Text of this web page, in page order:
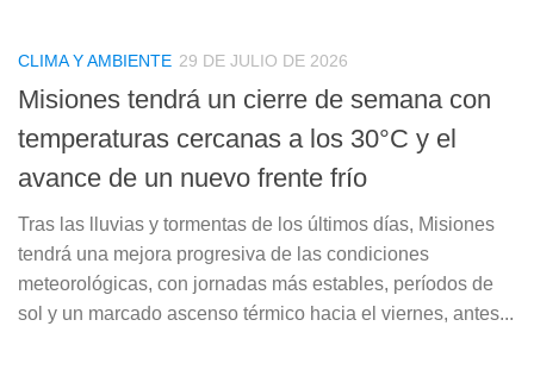
CLIMA Y AMBIENTE 29 DE JULIO DE 2026
Misiones tendrá un cierre de semana con
temperaturas cercanas a los 30°C y el
avance de un nuevo frente frío
Tras las lluvias y tormentas de los últimos días, Misiones
tendrá una mejora progresiva de las condiciones
meteorológicas, con jornadas más estables, períodos de
sol y un marcado ascenso térmico hacia el viernes, antes...